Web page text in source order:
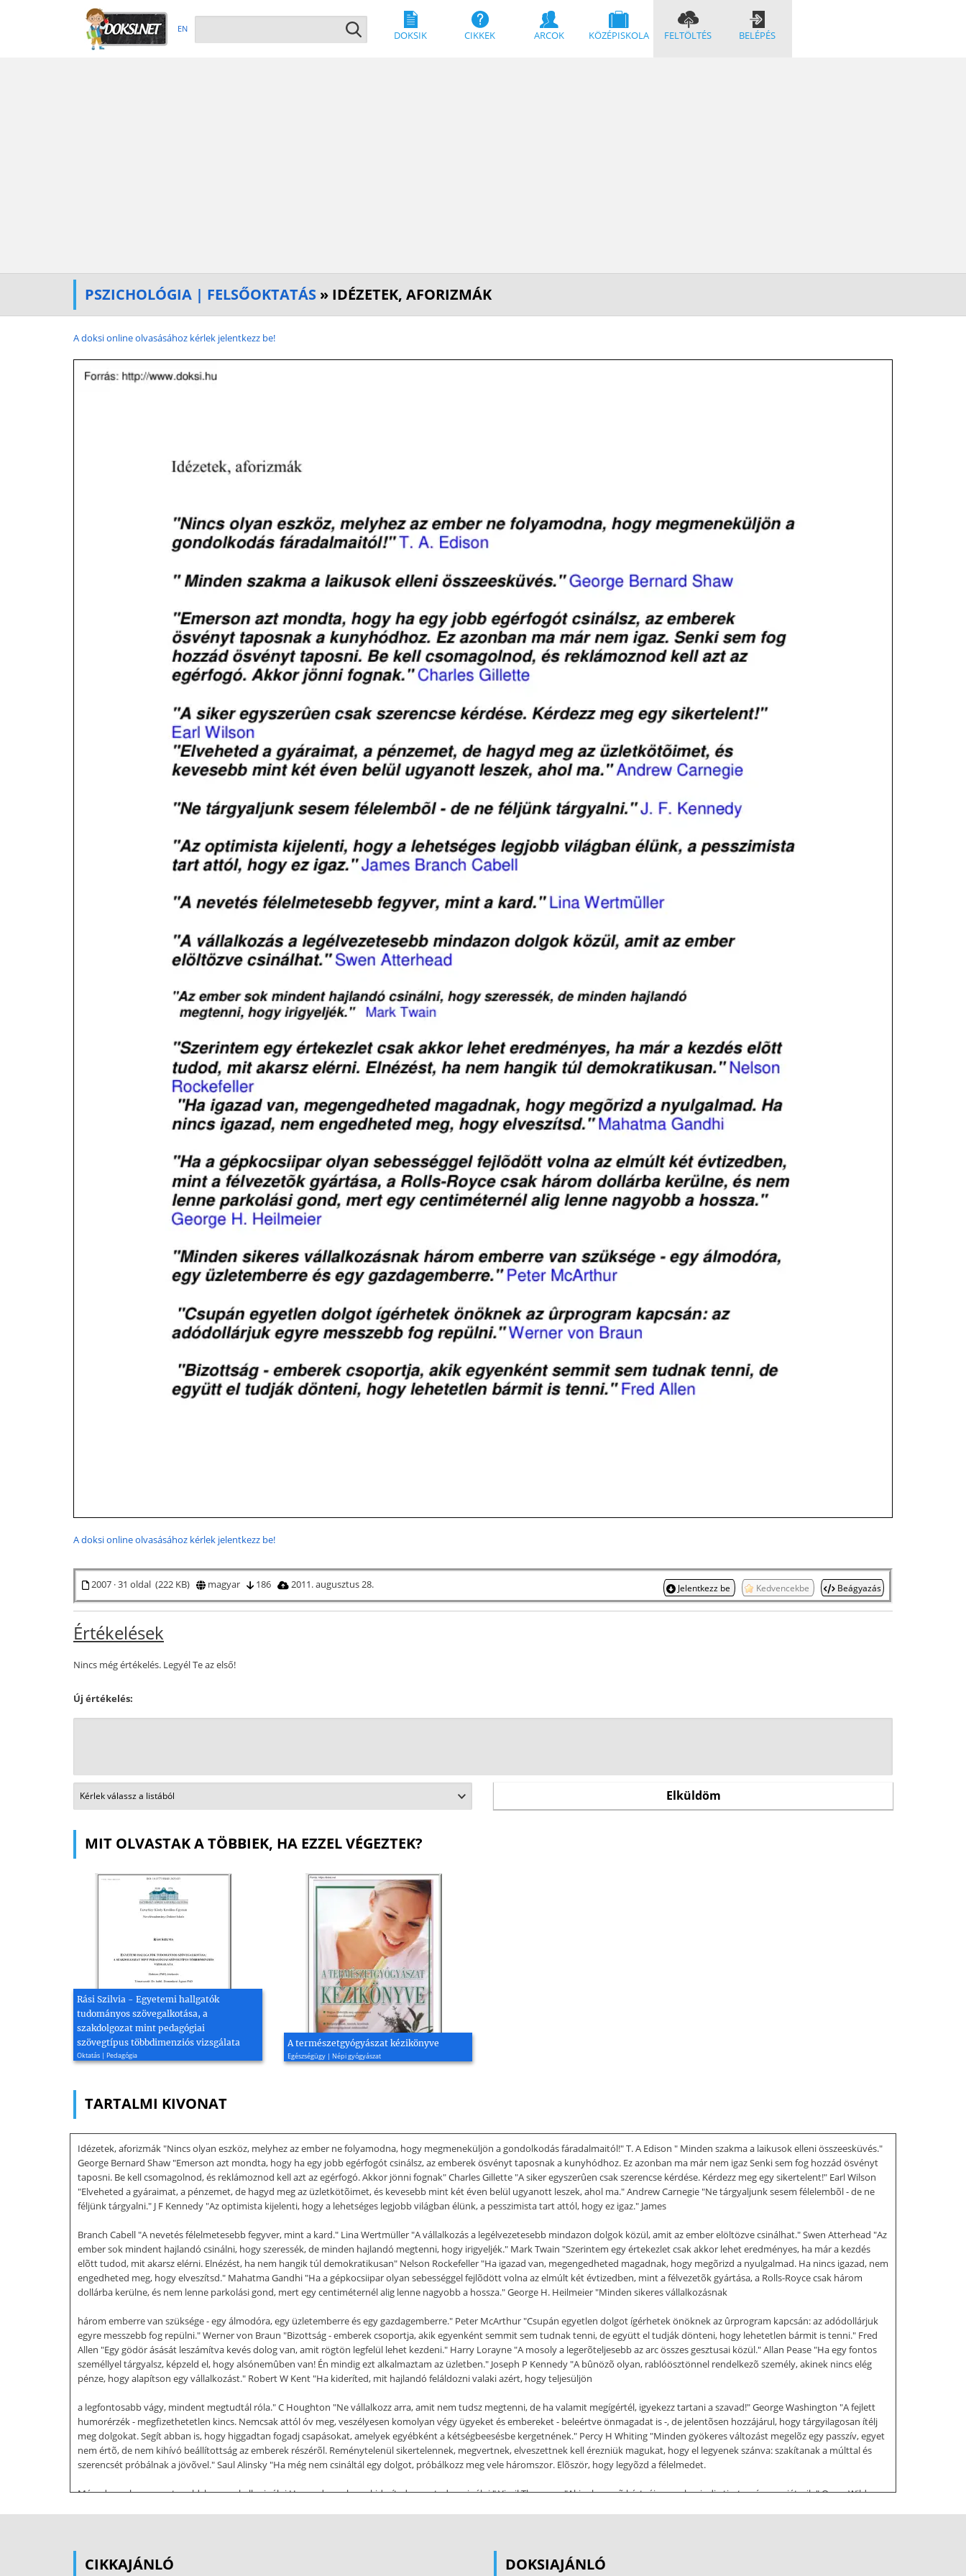
EN
DOKSIK CIKKEK ARCOK KÖZÉPISKOLA FELTÖLTÉS BELÉPÉS
PSZICHOLÓGIA | FELSŐOKTATÁS » IDÉZETEK, AFORIZMÁK
A doksi online olvasásához kérlek jelentkezz be!
A doksi online olvasásához kérlek jelentkezz be!
2007 · 31 oldal (222 KB) magyar 186 2011. augusztus 28. Jelentkezz be Kedvencekbe Beágyazás
Értékelések
Nincs még értékelés. Legyél Te az első!
Új értékelés:
MIT OLVASTAK A TÖBBIEK, HA EZZEL VÉGEZTEK?
Rási Szilvia - Egyetemi hallgatók
tudományos szövegalkotása, a
szakdolgozat mint pedagógiai
szövegtípus többdimenziós vizsgálata
Oktatás | Pedagógia
A természetgyógyászat kézikönyve
Egészségügy | Népi gyógyászat
TARTALMI KIVONAT
Idézetek, aforizmák "Nincs olyan eszköz, melyhez az ember ne folyamodna, hogy megmeneküljön a gondolkodás fáradalmaitól!" T. A Edison " Minden szakma a laikusok elleni összeesküvés."
George Bernard Shaw "Emerson azt mondta, hogy ha egy jobb egérfogót csinálsz, az emberek ösvényt taposnak a kunyhódhoz. Ez azonban ma már nem igaz Senki sem fog hozzád ösvényt
taposni. Be kell csomagolnod, és reklámoznod kell azt az egérfogó. Akkor jönni fognak" Charles Gillette "A siker egyszerûen csak szerencse kérdése. Kérdezz meg egy sikertelent!" Earl Wilson
"Elveheted a gyáraimat, a pénzemet, de hagyd meg az üzletkötõimet, és kevesebb mint két éven belül ugyanott leszek, ahol ma." Andrew Carnegie "Ne tárgyaljunk sesem félelembõl - de ne
féljünk tárgyalni." J F Kennedy "Az optimista kijelenti, hogy a lehetséges legjobb világban élünk, a pesszimista tart attól, hogy ez igaz." James
Branch Cabell "A nevetés félelmetesebb fegyver, mint a kard." Lina Wertmüller "A vállalkozás a legélvezetesebb mindazon dolgok közül, amit az ember elöltözve csinálhat." Swen Atterhead "Az
ember sok mindent hajlandó csinálni, hogy szeressék, de minden hajlandó megtenni, hogy irigyeljék." Mark Twain "Szerintem egy értekezlet csak akkor lehet eredményes, ha már a kezdés
elõtt tudod, mit akarsz elérni. Elnézést, ha nem hangik túl demokratikusan" Nelson Rockefeller "Ha igazad van, megengedheted magadnak, hogy megõrizd a nyulgalmad. Ha nincs igazad, nem
engedheted meg, hogy elveszítsd." Mahatma Gandhi "Ha a gépkocsiipar olyan sebességgel fejlõdött volna az elmúlt két évtizedben, mint a félvezetõk gyártása, a Rolls-Royce csak három
dollárba kerülne, és nem lenne parkolási gond, mert egy centiméternél alig lenne nagyobb a hossza." George H. Heilmeier "Minden sikeres vállalkozásnak
három emberre van szüksége - egy álmodóra, egy üzletemberre és egy gazdagemberre." Peter McArthur "Csupán egyetlen dolgot ígérhetek önöknek az ûrprogram kapcsán: az adódollárjuk
egyre messzebb fog repülni." Werner von Braun "Bizottság - emberek csoportja, akik egyenként semmit sem tudnak tenni, de együtt el tudják dönteni, hogy lehetetlen bármit is tenni." Fred
Allen "Egy gödör ásását leszámítva kevés dolog van, amit rögtön legfelül lehet kezdeni." Harry Lorayne "A mosoly a legerõteljesebb az arc összes gesztusai közül." Allan Pease "Ha egy fontos
személlyel tárgyalsz, képzeld el, hogy alsónemûben van! Én mindig ezt alkalmaztam az üzletben." Joseph P Kennedy "A bûnözõ olyan, rablóösztönnel rendelkezõ személy, akinek nincs elég
pénze, hogy alapítson egy vállalkozást." Robert W Kent "Ha kideríted, mit hajlandó feláldozni valaki azért, hogy teljesüljön
a legfontosabb vágy, mindent megtudtál róla." C Houghton "Ne vállalkozz arra, amit nem tudsz megtenni, de ha valamit megígértél, igyekezz tartani a szavad!" George Washington "A fejlett
humorérzék - megfizethetetlen kincs. Nemcsak attól óv meg, veszélyesen komolyan végy ügyeket és embereket - beleértve önmagadat is -, de jelentõsen hozzájárul, hogy tárgyilagosan ítélj
meg dolgokat. Segít abban is, hogy higgadtan fogadj csapásokat, amelyek egyébként a kétségbeesésbe kergetnének." Percy H Whiting "Minden gyökeres változást megelõz egy passzív, egyet
nem értõ, de nem kihívó beállítottság az emberek részérõl. Reménytelenül sikertelennek, megvertnek, elveszettnek kell érezniük magukat, hogy el legyenek szánva: szakítanak a múlttal és
szerencsét próbálnak a jövõvel." Saul Alinsky "Ha még nem csináltál egy dolgot, próbálkozz meg vele háromszor. Elõször, hogy legyõzd a félelmedet.
Másodszor, hogy megtanuld, hogyan kell csinálni Harmadszor, hogy kiderítsd, szereted-e csinálni." Virgil Thomson "Akinek nyerõ kártyái vannak mindig tisztességesen játszik." Oscar Wilde
elveszett ember. Aki gondolkodik, de nem tanul, nagy veszélyben van." Konfucius "Ahhoz, hogy felfezzünk egy új kontinenset, késznek kell
CIKKAJÁNLÓ DOKSIAJÁNLÓ